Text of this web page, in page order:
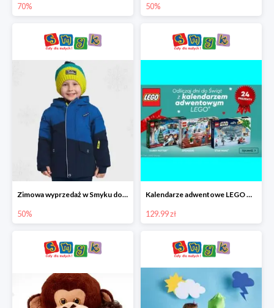
70% 50%
Zimowa wyprzedaż w Smyku do -50%
50%
Kalendarze adwentowe LEGO w Smyku w super cenie
129.99 zł